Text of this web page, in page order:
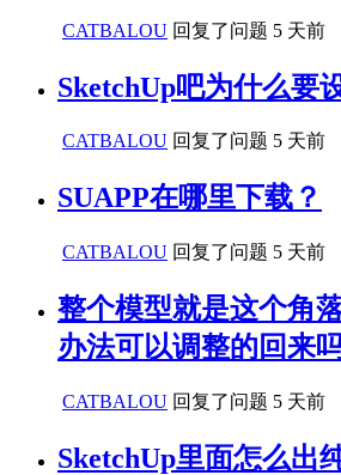
CATBALOU 回复了问题 5 天前
SketchUp吧为什么要
CATBALOU 回复了问题 5 天前
SUAPP在哪里下载？
CATBALOU 回复了问题 5 天前
整个模型就是这个角
办法可以调整的回来
CATBALOU 回复了问题 5 天前
SketchUp里面怎么出